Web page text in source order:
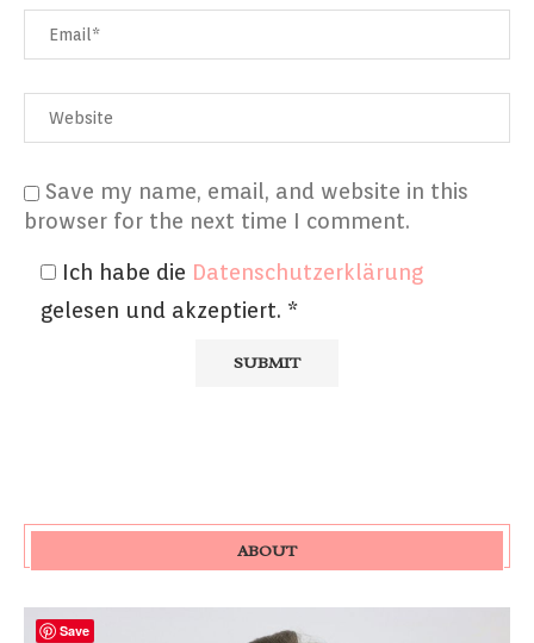
Save my name, email, and website in this
browser for the next time I comment.
Ich habe die Datenschutzerklärung
gelesen und akzeptiert. *
ABOUT
Save